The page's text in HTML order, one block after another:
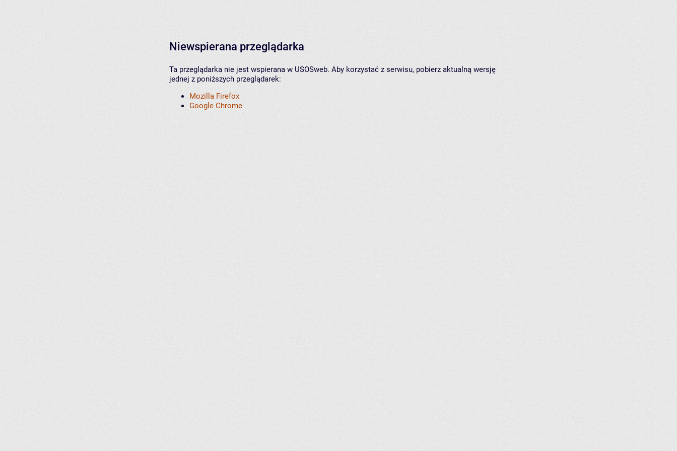
Niewspierana przeglądarka
Ta przeglądarka nie jest wspierana w USOSweb. Aby korzystać z serwisu, pobierz aktualną wersję
jednej z poniższych przeglądarek:
Mozilla Firefox
Google Chrome